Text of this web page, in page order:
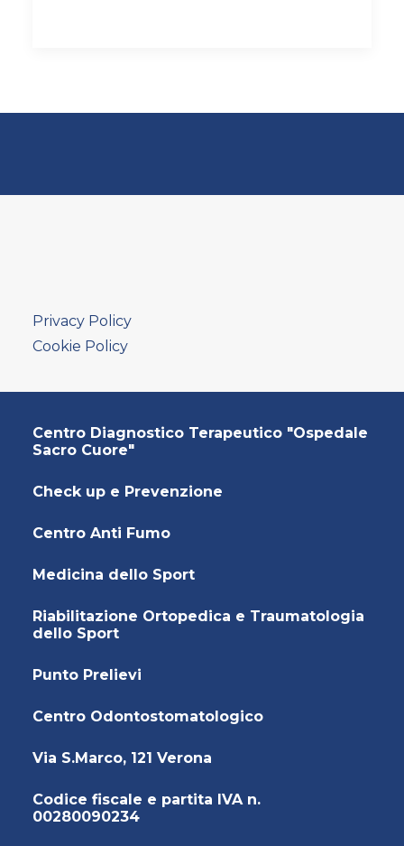
Privacy Policy
Cookie Policy
Centro Diagnostico Terapeutico "Ospedale
Sacro Cuore"
Check up e Prevenzione
Centro Anti Fumo
Medicina dello Sport
Riabilitazione Ortopedica e Traumatologia
dello Sport
Punto Prelievi
Centro Odontostomatologico
Via S.Marco, 121 Verona
Codice fiscale e partita IVA n.
00280090234